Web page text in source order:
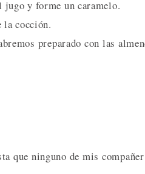
jugo y forme un caramelo.
la cocción.
preparado con las
que ninguno de mis